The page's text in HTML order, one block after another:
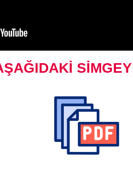
40 Tane 23 Nisan Şiir İndir